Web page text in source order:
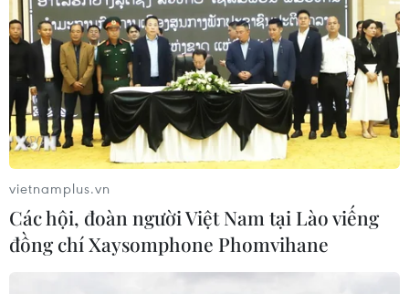
vietnamplus.vn
Các hội, đoàn người Việt Nam tại Lào viếng
đồng chí Xaysomphone Phomvihane